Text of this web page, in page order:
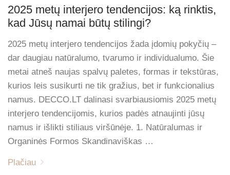
2025 metų interjero tendencijos: ką rinktis,
kad Jūsų namai būtų stilingi?
2025 metų interjero tendencijos žada įdomių pokyčių –
dar daugiau natūralumo, tvarumo ir individualumo. Šie
metai atneš naujas spalvų paletes, formas ir tekstūras,
kurios leis susikurti ne tik gražius, bet ir funkcionalius
namus. DECCO.LT dalinasi svarbiausiomis 2025 metų
interjero tendencijomis, kurios padės atnaujinti jūsų
namus ir išlikti stiliaus viršūnėje. 1. Natūralumas ir
Organinės Formos Skandinaviškas …
Plačiau